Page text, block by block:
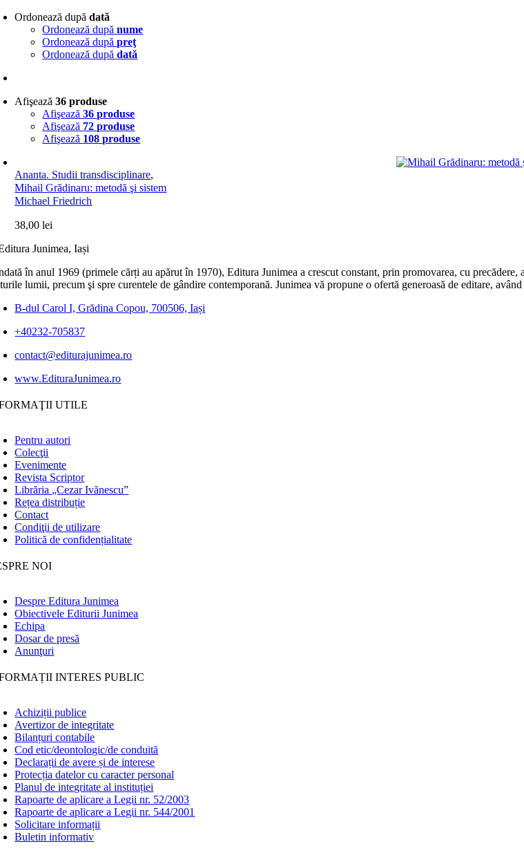
Ordonează dupădată
Ordonează dupănume
Ordonează dupăpreţ
Ordonează dupădată
Afişează36 produse
Afişează36 produse
Afişează 72 produse
Afişează 108 produse
Ananta. Studii transdisciplinare,
Mihail Grădinaru: metodă şi sistem
Michael Friedrich
38,00lei
în anul 1969 (primele cărți au apărut în 1970), Editura Junimea a crescut constant, prin promovarea, cu
lumii, precum şi spre curentele de gândire contemporană. Junimea vă propune o ofertă generoasă de editare,
B-dul Carol I, Grădina Copou, 700506, Iași
+40232-705837
contact@editurajunimea.ro
www.EdituraJunimea.ro
UTILE
Pentru autori
Colecţii
Evenimente
Revista Scriptor
Librăria „Cezar Ivănescu”
Rețea distribuție
Contact
Condiţii de utilizare
Politică de confidențialitate
NOI
Despre Editura Junimea
Obiectivele Editurii Junimea
Echipa
Dosar de presă
Anunţuri
INTERES PUBLIC
Achiziții publice
Avertizor de integritate
Bilanțuri contabile
Cod etic/deontologic/de conduită
Declarații de avere și de interese
Protecția datelor cu caracter personal
Planul de integritate al instituției
Rapoarte de aplicare a Legii nr. 52/2003
Rapoarte de aplicare a Legii nr. 544/2001
Solicitare informații
Buletin informativ